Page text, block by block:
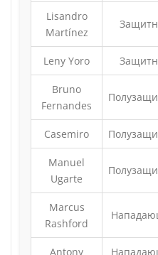
Lisandro
Martínez
Leny Yoro
Bruno
Fernandes
Casemiro
Manuel
Ugarte
Marcus
Rashford
Antony